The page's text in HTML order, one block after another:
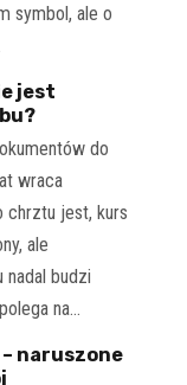
symbol, ale o
jest
do
wraca
chrztu jest, kurs
ale
nadal budzi
na…
naruszone